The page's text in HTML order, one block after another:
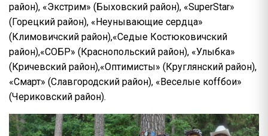
район), «Экстрим» (Быховский район), «SuperStar»
(Горецкий район), «Неунывающие сердца»
(Климовичский район),«Седые Костюковичский
район),«СОБР» (Краснопольский район), «Улыбка»
(Кричевский район),«Оптимисты» (Круглянский район),
«Смарт» (Славгородский район), «Веселые коffбои»
(Чериковский район).